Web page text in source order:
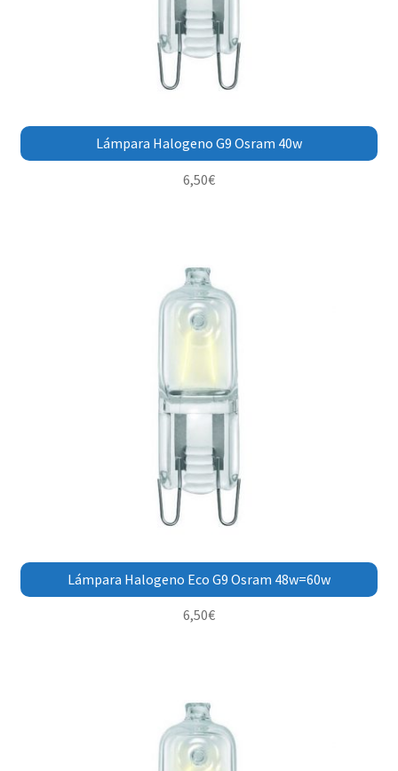
Lámpara Halogeno G9 Osram 40w
6,50€
Lámpara Halogeno Eco G9 Osram 48w=60w
6,50€